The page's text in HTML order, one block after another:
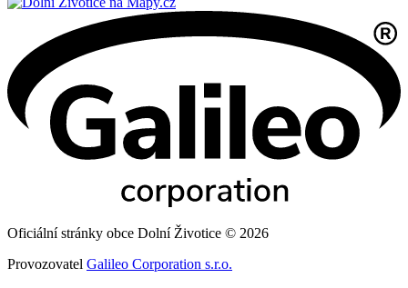
Oficiální stránky obce Dolní Životice © 2026
Provozovatel Galileo Corporation s.r.o.